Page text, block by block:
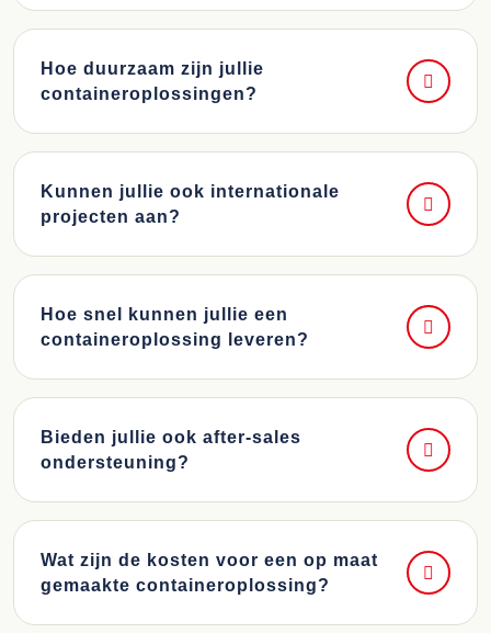
Hoe duurzaam zijn jullie
containeroplossingen?
Kunnen jullie ook internationale
projecten aan?
Hoe snel kunnen jullie een
containeroplossing leveren?
Bieden jullie ook after-sales
ondersteuning?
Wat zijn de kosten voor een op maat
gemaakte containeroplossing?